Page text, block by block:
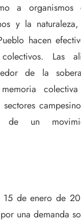
a
y la
hacen
Las
de la
de un
15 de enero de
una demanda